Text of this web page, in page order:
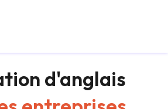
d'anglais